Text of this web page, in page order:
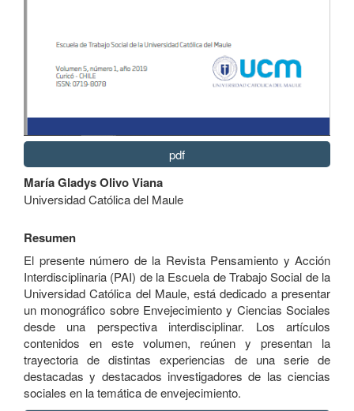
pdf
Contenido
principal
del
María Gladys Olivo Viana
Universidad Católica del Maule
Resumen
El presente número de la Revista Pensamiento y Acción
Interdisciplinaria (PAI) de la Escuela de Trabajo Social de la
Universidad Católica del Maule, está dedicado a presentar
un monográfico sobre Envejecimiento y Ciencias Sociales
desde una perspectiva interdisciplinar. Los artículos
contenidos en este volumen, reúnen y presentan la
trayectoria de distintas experiencias de una serie de
destacadas y destacados investigadores de las ciencias
sociales en la temática de envejecimiento.